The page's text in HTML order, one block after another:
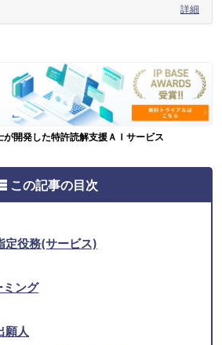
詳細
が開発した特許読解支援ＡＩサービス
この記事の目次
定役務(サービス)
ング
願人